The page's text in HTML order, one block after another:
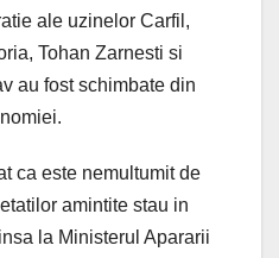
ale uzinelor Carfil,
Tohan Zarnesti si
au fost schimbate din
ca este nemultumit de
amintite stau in
la Ministerul Apararii